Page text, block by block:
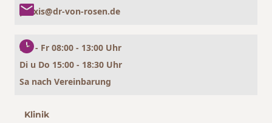
praxis@dr-von-rosen.de
Mo - Fr 08:00 - 13:00 Uhr
Di u Do 15:00 - 18:30 Uhr
Sa nach Vereinbarung
Klinik